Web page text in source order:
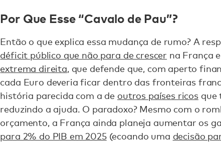
Por Que Esse “Cavalo de Pau”?
Então o que explica essa mudança de rumo? A
déficit público que não para de crescer na França
extrema direita, que defende que, com aperto
cada Euro deveria ficar dentro das fronteiras
história parecida com a de outros países ricosque
reduzindo a ajuda. O paradoxo? Mesmo com o
orçamento, a França ainda planeja aumentar os
para 2% do PIB em 2025(ecoando uma decisão